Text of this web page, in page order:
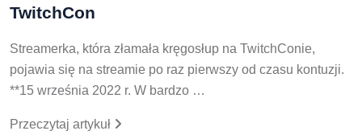
TwitchCon
Streamerka, która złamała kręgosłup na TwitchConie,
pojawia się na streamie po raz pierwszy od czasu kontuzji.
**15 września 2022 r. W bardzo …
Przeczytaj artykuł